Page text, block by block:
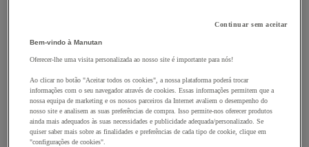
Carro contentor
Carro de nível constante
Carro de plataformas
Carro dobrável
Carro eléctrico
Carro em fio de aço
Carro para caixas
Carro para carga comprida e volumosa
Continuar sem aceitar
Bem-vindo à Manutan
Oferecer-lhe uma visita personalizada ao nosso site é importante para nós!
Ao clicar no botão "Aceitar todos os cookies", a nossa plataforma poderá trocar
informações com o seu navegador através de cookies. Essas informações permitem que a
nossa equipa de marketing e os nossos parceiros da Internet avaliem o desempenho do
nosso site e analisem as suas preferências de compra. Isso permite-nos oferecer produtos
ainda mais adequados às suas necessidades e publicidade adequada/personalizado. Se
quiser saber mais sobre as finalidades e preferências de cada tipo de cookie, clique em
"configurações de cookies".